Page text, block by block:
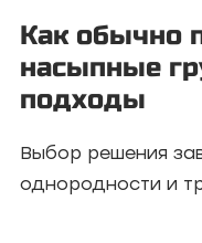
Как обычно
насыпные
подходы
Выбор решения
однородности и